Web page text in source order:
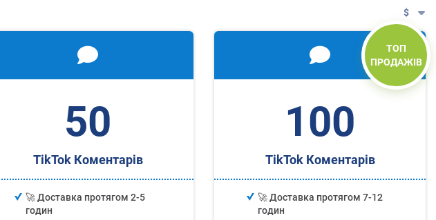
$
50
TikTok Коментарів
🚀 Доставка протягом 2-5
годин
ТОП
ПРОДАЖІВ
100
TikTok Коментарів
🚀 Доставка протягом 7-12
годин